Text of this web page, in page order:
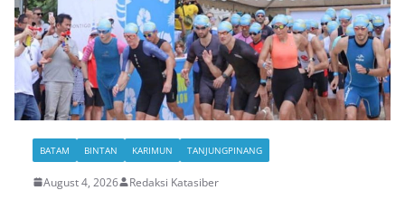
BATAM BINTAN KARIMUN TANJUNGPINANG
August 4, 2026 Redaksi Katasiber